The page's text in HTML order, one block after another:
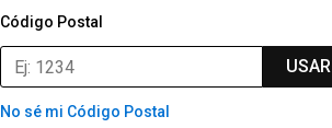
Código Postal
USAR
No sé mi Código Postal
0